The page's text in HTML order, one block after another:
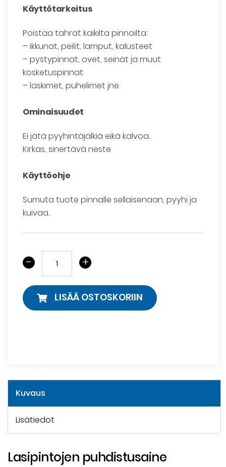
Käyttötarkoitus
Poistaa tahrat kaikilta pinnoilta:
– ikkunat, peilit, lamput, kalusteet
– pystypinnat, ovet, seinät ja muut
kosketuspinnat
– laskimet, puhelimet jne.
Ominaisuudet
Ei jätä pyyhintäjälkiä eikä kalvoa.
Kirkas, sinertävä neste
Käyttöohje
Sumuta tuote pinnalle sellaisenaan, pyyhi ja
kuivaa.
- +
LISÄÄ OSTOSKORIIN
Kuvaus
Lisätiedot
Lasipintojen puhdistusaine